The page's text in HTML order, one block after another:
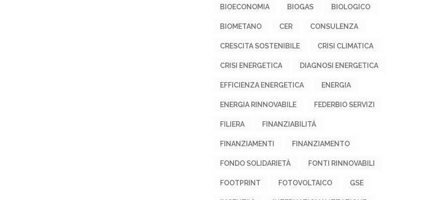
BIOECONOMIA BIOGAS BIOLOGICO
BIOMETANO CER CONSULENZA
CRESCITA SOSTENIBILE CRISI CLIMATICA
CRISI ENERGETICA DIAGNOSI ENERGETICA
EFFICIENZA ENERGETICA ENERGIA
ENERGIA RINNOVABILE FEDERBIO SERVIZI
FILIERA FINANZIABILITÀ
FINANZIAMENTI FINANZIAMENTO
FONDO SOLIDARIETÀ FONTI RINNOVABILI
FOOTPRINT FOTOVOLTAICO GSE